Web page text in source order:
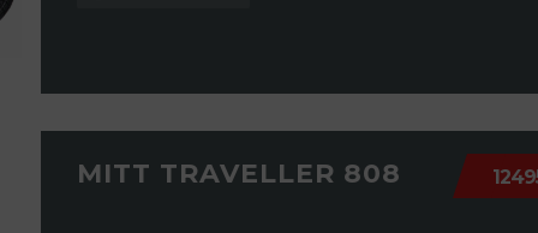
MITT TRAVELLER 808